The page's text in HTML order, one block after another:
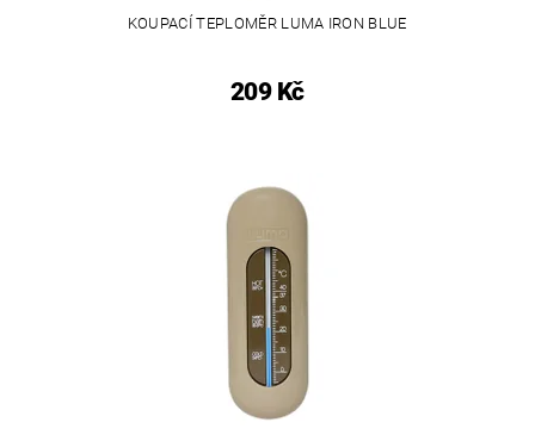
KOUPACÍ TEPLOMĚR LUMA IRON BLUE
209 Kč